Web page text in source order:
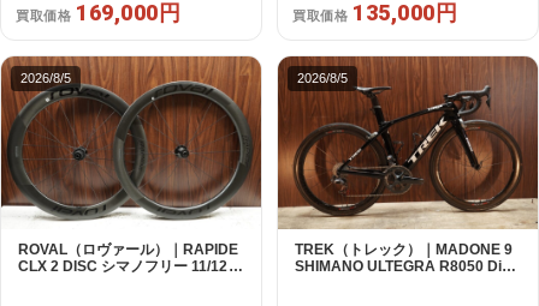
買取価格 169,000円 買取価格 135,000円
2026/8/5
ROVAL（ロヴァール）｜RAPIDE
CLX 2 DISC シマノフリー 11/12s
2026/8/5
TREK（トレック）｜MADONE 9
SHIMANO ULTEGRA R8050 Di2